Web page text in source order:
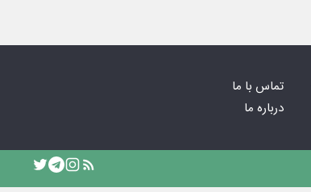
تماس با ما
درباره ما